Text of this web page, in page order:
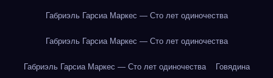
Габриэль Гарсиа Маркес — Сто лет одиночества
Габриэль Гарсиа Маркес — Сто лет одиночества
Габриэль Гарсиа Маркес — Сто лет одиночества Говядина